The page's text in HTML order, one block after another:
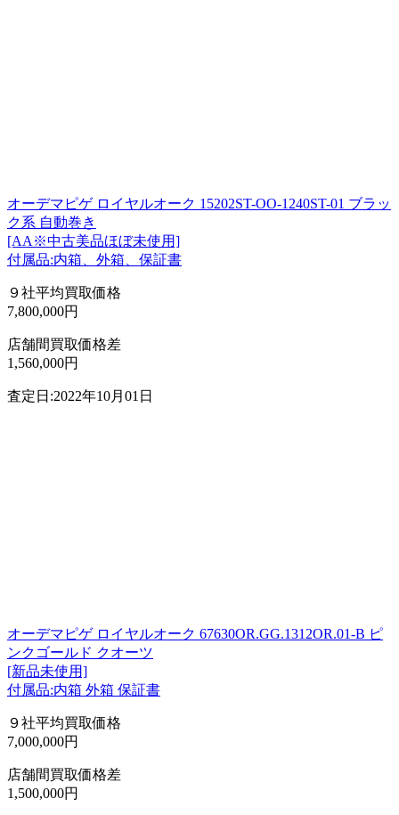
オーデマピゲ ロイヤルオーク 15202ST-OO-1240ST-01 ブラッ
ク系 自動巻き
[AA※中古美品ほぼ未使用]
付属品:内箱、外箱、保証書
９社平均買取価格
7,800,000円
店舗間買取価格差
1,560,000円
査定日:2022年10月01日
オーデマピゲ ロイヤルオーク 67630OR.GG.1312OR.01-B ピ
ンクゴールド クオーツ
[新品未使用]
付属品:内箱 外箱 保証書
９社平均買取価格
7,000,000円
店舗間買取価格差
1,500,000円